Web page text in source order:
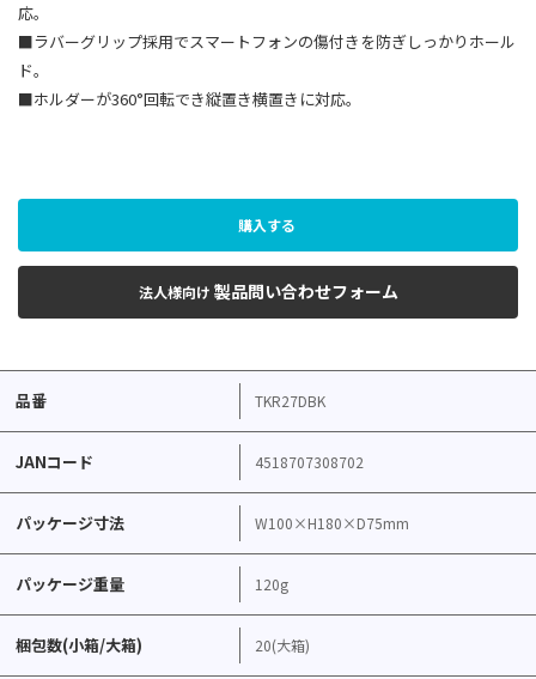
応。
■ラバーグリップ採用でスマートフォンの傷付きを防ぎしっかりホール
ド。
■ホルダーが360°回転でき縦置き横置きに対応。
購入する
法人様向け 製品問い合わせフォーム
品番 TKR27DBK
JANコード 4518707308702
パッケージ寸法 W100×H180×D75mm
パッケージ重量 120g
梱包数(小箱/大箱) 20(大箱)